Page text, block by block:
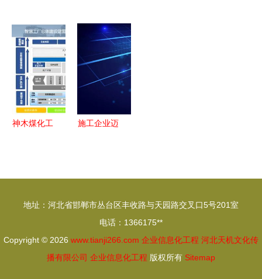
题思路，快
给您的工程
加加分
理的数据智
慧，驱动企
业信息化工
程新篇章
神木煤化工
走实走深企
程
施工企业迈
地址：河北省邯郸市丛台区丰收路与天园路交叉口5号201室
电话：1366175**
Copyright © 2026 www.tianji266.com 企业信息化工程 河北天机文化传
播有限公司 企业信息化工程 版权所有 Sitemap